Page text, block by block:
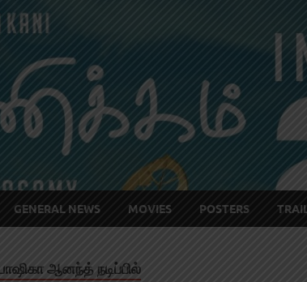
GENERAL NEWS MOVIES POSTERS
ஆனந்த் நடிப்பில்